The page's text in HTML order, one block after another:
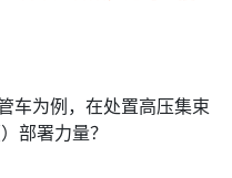
车为例，在处置高压集束
部署力量？